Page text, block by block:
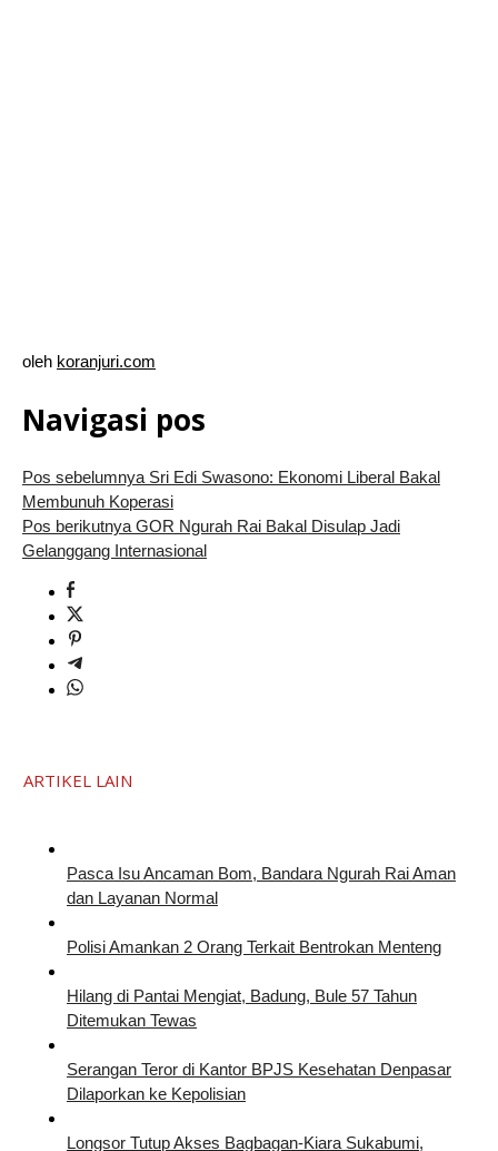
oleh koranjuri.com
Navigasi pos
Pos sebelumnyaSri Edi Swasono: Ekonomi Liberal Bakal
Membunuh Koperasi
Pos berikutnyaGOR Ngurah Rai Bakal Disulap Jadi
Gelanggang Internasional
ARTIKEL LAIN
Pasca Isu Ancaman Bom, Bandara Ngurah Rai Aman
dan Layanan Normal
Polisi Amankan 2 Orang Terkait Bentrokan Menteng
Hilang di Pantai Mengiat, Badung, Bule 57 Tahun
Ditemukan Tewas
Serangan Teror di Kantor BPJS Kesehatan Denpasar
Dilaporkan ke Kepolisian
Longsor Tutup Akses Bagbagan-Kiara Sukabumi,